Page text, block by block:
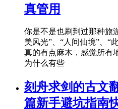
真管用
你是不是也刷到过那种旅
美风光”、“人间仙境”、
真的有点麻木，感觉所有
为什么有些
刻舟求剑的古文
篇新手避坑指南